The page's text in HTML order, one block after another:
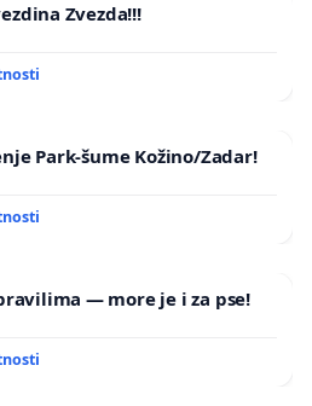
Zvezda!!!
Park-šume Kožino/Zadar!
— more je i za pse!